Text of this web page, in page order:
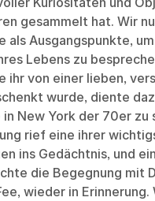
gesammelt hat. Wir
als Ausgangspunkte,
Lebens zu
ihr von einer lieben,
wurde, diente
New York der 70er zu
rief eine ihrer
ins Gedächtnis, und
die Begegnung mit
wieder in Erinnerung.